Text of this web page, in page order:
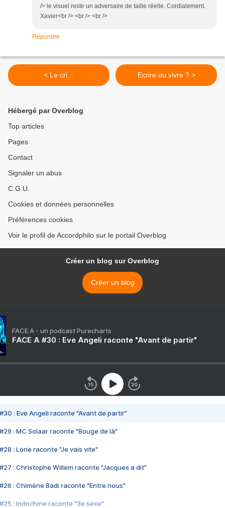
/> le visuel reste un adversaire de taille réelle. Cordialement.
Xavier<br /> <br /> <br />
Répondre
< Le cri… Ecrire ou vivre ? >
Hébergé par Overblog
Top articles
Pages
Contact
Signaler un abus
C.G.U.
Cookies et données personnelles
Préférences cookies
Voir le profil de Accordphilo sur le portail Overblog
Créer un blog sur Overblog
Créer un blog
FACE A - un podcast Purecharts
FACE A #30 : Eve Angeli raconte "Avant de partir"
#30 : Eve Angeli raconte "Avant de partir"
#29 : MC Solaar raconte "Bouge de là"
#28 : Lorie raconte "Je vais vite"
#27 : Christophe Willem raconte "Jacques a dit"
#26 : Chimène Badi raconte "Entre nous"
#25 : Indochine raconte "3e sexe"